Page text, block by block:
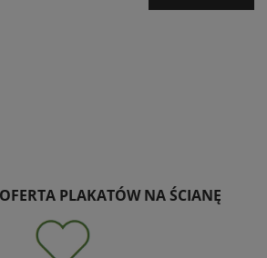
PLAKATÓW NA ŚCIANĘ